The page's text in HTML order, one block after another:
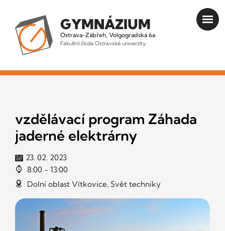
GYMNÁZIUM
Ostrava-Zábřeh, Volgogradská 6a
Fakultní škola Ostravské univerzity
vzdělávací program Záhada
jaderné elektrárny
23. 02. 2023
8:00 - 13:00
Dolní oblast Vítkovice, Svět techniky